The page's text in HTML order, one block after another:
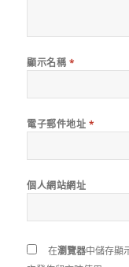
顯示名稱 *
電子郵件地址 *
個人網站網址
在瀏覽器中儲存顯